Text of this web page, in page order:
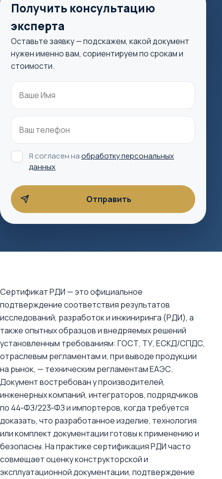
Получить консультацию
эксперта
Оставьте заявку — подскажем, какой документ
нужен именно вам, сориентируем по срокам и
стоимости.
Я согласен наобработку персональных
данных
Сертификат РДИ — это официальное
подтверждение соответствия результатов
исследований, разработок и инжиниринга (РДИ), а
также опытных образцов и внедряемых решений
установленным требованиям: ГОСТ, ТУ, ЕСКД/СПДС,
отраслевым регламентам и, при выводе продукции
на рынок, — техническим регламентам ЕАЭС.
Документ востребован у производителей,
инженерных компаний, интеграторов, подрядчиков
по 44‑ФЗ/223‑ФЗ и импортеров, когда требуется
доказать, что разработанное изделие, технология
или комплект документации готовы к применению и
безопасны. На практике сертификация РДИ часто
совмещает оценку конструкторской и
эксплуатационной документации, подтверждение